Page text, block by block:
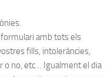
formulari amb tots els
fills, intoleràncies,
o no, etc… Igualment el dia